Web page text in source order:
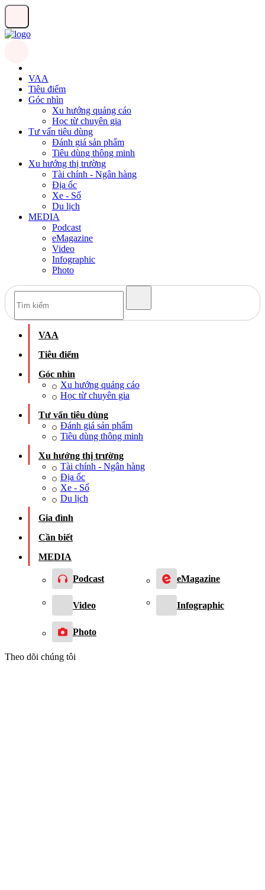
VAA
Tiêu điểm
Góc nhìn
Xu hướng quảng cáo
Học từ chuyên gia
Tư vấn tiêu dùng
Đánh giá sản phẩm
Tiêu dùng thông minh
Xu hướng thị trường
Tài chính - Ngân hàng
Địa ốc
Xe - Số
Du lịch
MEDIA
Podcast
eMagazine
Video
Infographic
Photo
VAA
Tiêu điểm
Góc nhìn
Xu hướng quảng cáo
Học từ chuyên gia
Tư vấn tiêu dùng
Đánh giá sản phẩm
Tiêu dùng thông minh
Xu hướng thị trường
Tài chính - Ngân hàng
Địa ốc
Xe - Số
Du lịch
Gia đình
Cần biết
MEDIA
Podcast eMagazine
Video Infographic
Photo
Theo dõi chúng tôi